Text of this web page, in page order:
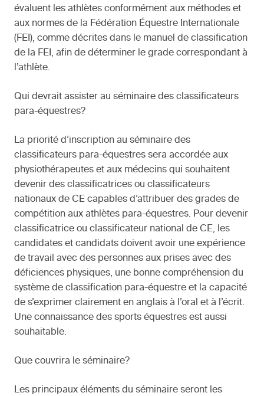
évaluent les athlètes conformément aux méthodes et
aux normes de la Fédération Équestre Internationale
(FEI), comme décrites dans le manuel de classification
de la FEI, afin de déterminer le grade correspondant à
l’athlète.
Qui devrait assister au séminaire des classificateurs
para-équestres?
La priorité d’inscription au séminaire des
classificateurs para-équestres sera accordée aux
physiothérapeutes et aux médecins qui souhaitent
devenir des classificatrices ou classificateurs
nationaux de CE capables d’attribuer des grades de
compétition aux athlètes para-équestres. Pour devenir
classificatrice ou classificateur national de CE, les
candidates et candidats doivent avoir une expérience
de travail avec des personnes aux prises avec des
déficiences physiques, une bonne compréhension du
système de classification para-équestre et la capacité
de s’exprimer clairement en anglais à l’oral et à l’écrit.
Une connaissance des sports équestres est aussi
souhaitable.
Que couvrira le séminaire?
Les principaux éléments du séminaire seront les